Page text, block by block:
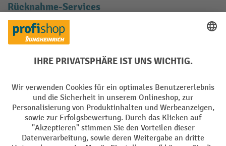
Rücknahme-Services
Elektrogeräte Rückname
Batterie Rückname
Impressum Datenschutz